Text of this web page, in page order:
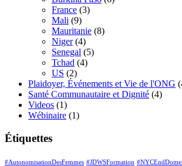
France (3)
Mali (9)
Mauritanie (8)
Niger (4)
Senegal (5)
Tchad (4)
US (2)
Plaidoyer, Événements et Vie de l'ONG
Santé Communautaire et Dignité (4)
Videos (1)
Wébinaire (1)
Étiquettes
#AutonomisationDesFemmes #JDWSFormation